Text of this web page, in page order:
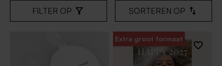
FILTER OP SORTEREN OP
Extra groot formaat